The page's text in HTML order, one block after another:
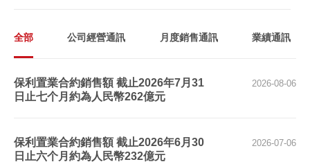
全部 公司經營通訊 月度銷售通訊 業績通訊
保利置業合約銷售額 截止2026年7月31
日止七个月約為人民幣262億元
2026-08-06
保利置業合約銷售額 截止2026年6月30
日止六个月約為人民幣232億元
2026-07-06